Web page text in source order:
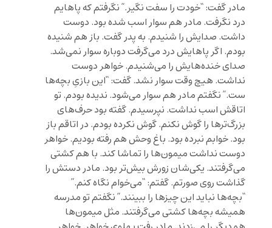
مادر گفت: “خودت را سفت نگیر.” نگرفتم که پاهایم
درد نگرفت. مادر هم سوار اسب شده بود. دوست
داشت. صدایش را شنیدم. به پدر گفت. باز هم شنیده
بودم. اگر پاهایش درد می‌گرفت دوباره سوار نمی‌شد.
صدای خنده‌هایش را می‌شنیدم. خواهر دوست
نداشت. هیچ وقت سوار نشد. گفت: “این بازی‌ِ بچه‌ها
ست.” نگفتم مادر هم سوار می‌شود. ندیده بودم. تو
اتاقش اسب نداشت. نپرسیدم. گفته بود حرف‌های
بزرگ‌ترها را گوش نکنم. گوش نکرده بودم. در اتاقم باز
بود. خوابم نبرده بود. باغ وحش هم رفته بودیم. خواهر
دوست نداشت میمون‌ها را تماشا کند. با هم کشتی
می‌گرفتند. یکی‌شان زورش بیش‌تر بود. مادر دستش را
گذاشت روی صورتم. گفتم: “می‌خوام نگاه کنم.”
“بچه‌ها نباید این چیزها را ببینند.” نگفتم تو مدرسه
همیشه بچه‌ها کشتی می‌گرفتند. مثل میمون‌ها